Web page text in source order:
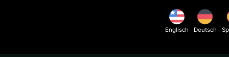
Englisch Deutsch